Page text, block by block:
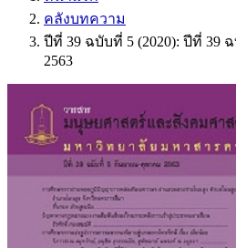
คลังบทความ
ปีที่ 39 ฉบับที่ 5 (2020): ปีที่ 39
2563